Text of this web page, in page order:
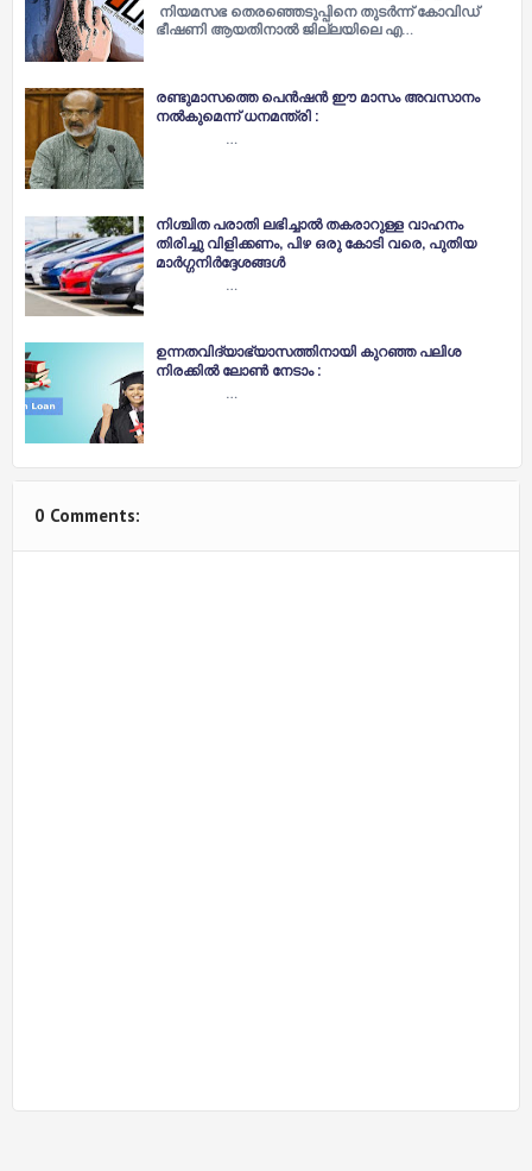
നിയമസഭ തെരഞ്ഞെടുപ്പിനെ തുടർന്ന് കോവിഡ്
ഭീഷണി ആയതിനാൽ ജില്ലയിലെ എ…
രണ്ടുമാസത്തെ പെൻഷൻ ഈ മാസം അവസാനം
നൽകുമെന്ന് ധനമന്ത്രി :
…
നിശ്ചിത പരാതി ലഭിച്ചാൽ തകരാറുള്ള വാഹനം
തിരിച്ചു വിളിക്കണം, പിഴ ഒരു കോടി വരെ, പുതിയ
മാർഗ്ഗനിർദ്ദേശങ്ങൾ
…
ഉന്നതവിദ്യാഭ്യാസത്തിനായി കുറഞ്ഞ പലിശ
നിരക്കിൽ ലോൺ നേടാം :
…
0 Comments: